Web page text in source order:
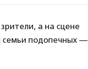
а на сцене
семьи подопечных —